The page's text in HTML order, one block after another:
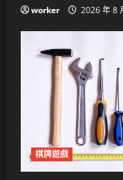
worker 2026 年 8
棋牌遊戲